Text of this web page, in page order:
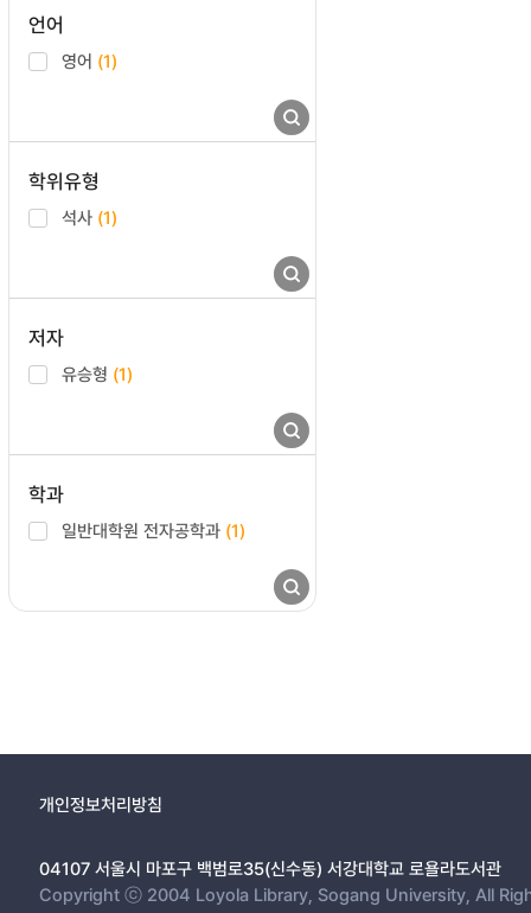
언어
영어 (1)
학위유형
석사 (1)
저자
유승형 (1)
학과
일반대학원 전자공학과 (1)
개인정보처리방침
04107 서울시 마포구 백범로35(신수동) 서강대학교 로욜라도서관
Copyright ⓒ 2004 Loyola Library, Sogang University, All